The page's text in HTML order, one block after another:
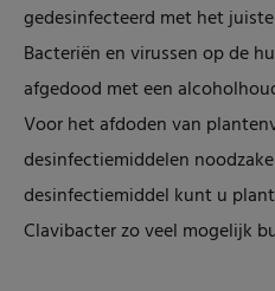
gedesinfecteerd met het
Bacteriën en virussen op de
afgedood met een
Voor het afdoden van
desinfectiemiddelen
desinfectiemiddel kunt u
Clavibacter zo veel mogelijk